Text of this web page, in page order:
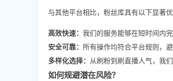
与其他平台相比，粉丝库具有以下显著优
高效快速： 我们的服务能够在短时间内
安全可靠： 所有操作均符合平台规则，
多样化选择： 从刷粉到刷直播人气，我
如何规避潜在风险？